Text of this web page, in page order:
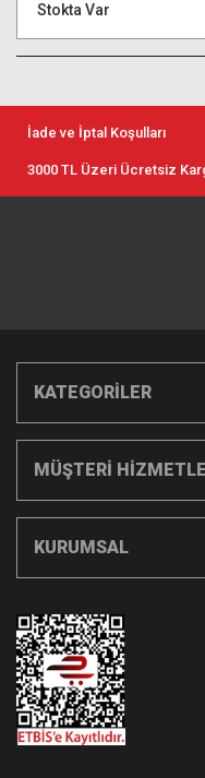
Stokta Var
İade ve İptal Koşulları
3000 TL Üzeri Ücretsiz
KATEGORİLER
MÜŞTERİ
KURUMSAL